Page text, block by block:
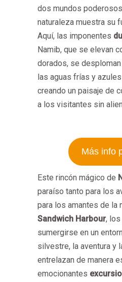
dos mundos
naturaleza muestra su
Aquí, las imponentes
Namib, que se elevan
dorados, se
las aguas frías y
creando un paisaje de
a los visitantes sin
Más info
Este rincón mágico de
paraíso tanto para los
para los amantes de la
Sandwich Harbour,
sumergirse en un
silvestre, la aventura y
entrelazan de manera
emocionantes